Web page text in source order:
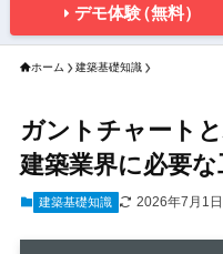
デモ体験（無料）
ホーム 建築基礎知識
ガントチャート
建築業界に必要
建築基礎知識 2026年7月1日